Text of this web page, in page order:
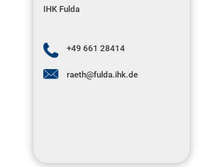
IHK Fulda
+49 661 28414
raeth@fulda.ihk.de